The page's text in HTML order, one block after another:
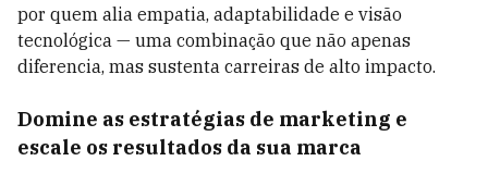
por quem alia empatia, adaptabilidade e visão
tecnológica — uma combinação que não apenas
diferencia, mas sustenta carreiras de alto impacto.
Domine as estratégias de marketing e
escale os resultados da sua marca